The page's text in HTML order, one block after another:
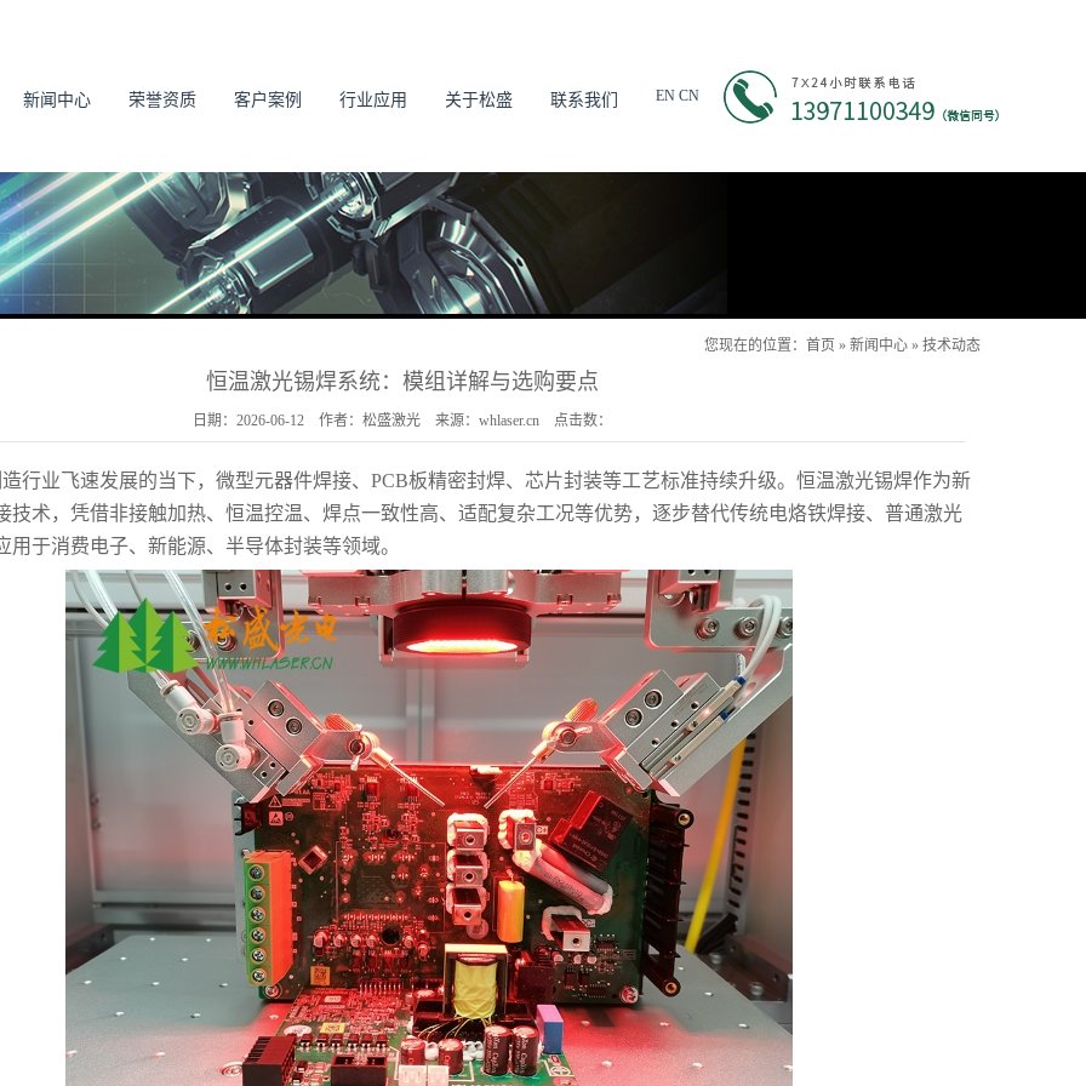
新闻中心 荣誉资质 客户案例 行业应用 关于松盛 联系我们 EN CN
您现在的位置： 首页 » 新闻中心 » 技术动态
恒温激光锡焊系统：模组详解与选购要点
日期：2026-06-12 作者：松盛激光 来源：whlaser.cn 点击数：
行业飞速发展的当下，微型元器件焊接、PCB板精密封焊、芯片封装等工艺标准持续升级。恒温激光锡焊作为新
技术，凭借非接触加热、恒温控温、焊点一致性高、适配复杂工况等优势，逐步替代传统电烙铁焊接、普通激光
用于消费电子、新能源、半导体封装等领域。